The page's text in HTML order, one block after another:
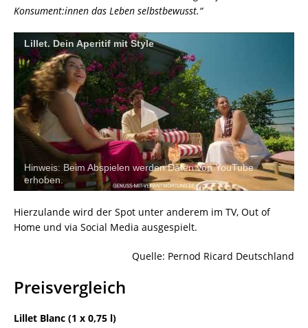
Konsument:innen das Leben selbstbewusst.“
Lillet. Dein Aperitif mit Style
Hinweis: Beim Abspielen werden Daten von YouTube
erhoben.
Hierzulande wird der Spot unter anderem im TV, Out of
Home und via Social Media ausgespielt.
Quelle: Pernod Ricard Deutschland
Preisvergleich
Lillet Blanc (1 x 0,75 l)